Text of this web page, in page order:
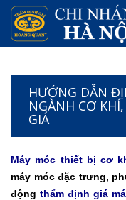
HƯỚNG DẪN
NGÀNH CƠ
GIÁ
Máy móc thiết bị cơ
máy móc đặc trưng,
động thẩm định giá